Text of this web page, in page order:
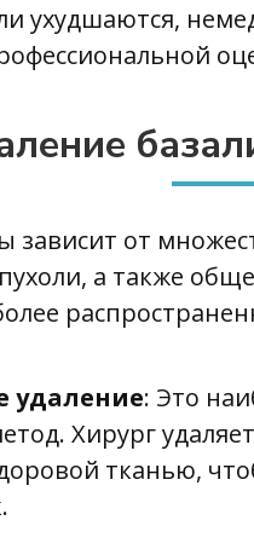
ухудшаются,
зависит от
а также
удаление: Это
Хирург
тканью,